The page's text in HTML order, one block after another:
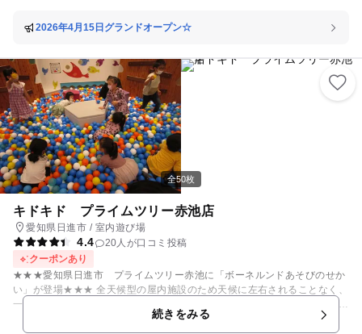
ドです。2023年3月に1号店「ちきゅうのにわ 東京ソラマチ店」をオープ
ム、マグマをイメージしたボールプール、砂に触れる感覚を楽しめる砂
場、定期的に開催するSDGsや自然の大切さを学べるワークショップな
ど、屋内にありながら自然とふれあうように子どもたちの「こころ・から
だ・あたま」の成長を促す、楽しいあそびがたくさん詰まっています☆
【10のエリアと地球の面白さに満ちた遊びのコンテンツ】 ①空エリア 広
大な空を思わせるエントランス。ちきゅうのにわの遊びの世界へ、ご案内
します。 ②火山エリア マグマが噴火する火山をイメージしたエリア。ボ
ールが飛び出す火山があるボールプールで、エネルギーを発散できます。
③北極エリア 北極の海をイメージしたエリア。巨大な氷をモチーフにした
大きなふわふわのドームの上を飛び跳ねたり、思いっきりからだを動かせ
ます。 ④地層エリア 想像力と創造力が培われる砂遊びができる砂場コー
ナー。砂は安心の抗菌砂です。椅子に座って遊べる砂遊びコーナーは車い
すでもご利用可能です。 ⑤氷山エリア 氷山をイメージした氷山スライダ
ーを滑ったらそのまま広いボールプールの海にダイブ！ ボールをバズーカ
で噴射する的当てゲームも大人気。滑走距離16ｍのレールスライダーでは
空中散歩が楽しめます。 ⑥都市エリア ラーメン屋さん、スーパーマーケ
ット、アイスクリームショップなど本格的ななりきり遊びができるコーナ
ー。子どもたちの想像力や表現力が養われます。 ⑦宇宙エリア 壁面に映
し出される立体的な映像の中で、みんなでボールを投げて迫りくる隕石を
2026年4月15日グランドオープン☆
全50枚
キドキド プライムツリー赤池店
愛知県日進市 / 室内遊び場
4.4
20人が口コミ投稿
クーポンあり
★★★愛知県日進市 プライムツリー赤池に「ボーネルンドあそびのせか
い」が登場★★★ 全天候型の屋内施設のため天候に左右されることなく、
一日中遊ぶことが可能です。 お友達やご家族と一緒にプライムツリー赤池
続きをみる